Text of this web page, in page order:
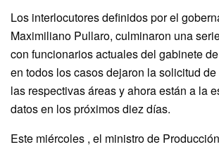
Los interlocutores definidos por el
Maximiliano Pullaro, culminaron una
con funcionarios actuales del gabinete
en todos los casos dejaron la solicitud
las respectivas áreas y ahora están a la
datos en los próximos diez días.
Este miércoles , el ministro de